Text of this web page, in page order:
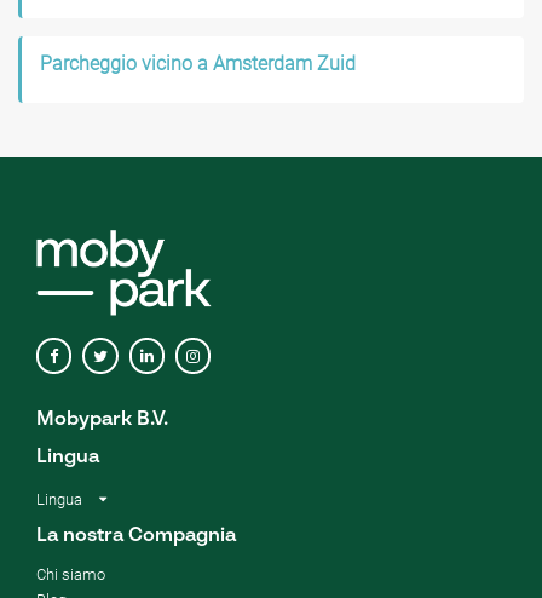
Parcheggio vicino a Amsterdam Zuid
Mobypark B.V.
Lingua
Lingua
La nostra Compagnia
Chi siamo